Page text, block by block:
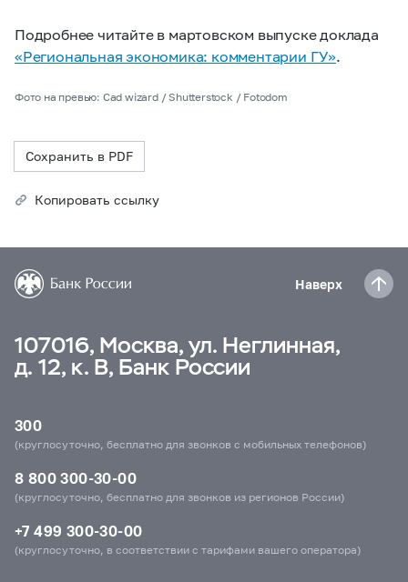
Подробнее читайте в мартовском выпуске доклада
«Региональная экономика: комментарии ГУ».
Фото на превью: Сad wizard / Shutterstock / Fotodom
Сохранить в PDF
Копировать ссылку
Наверх
107016, Москва, ул. Неглинная,
д. 12, к. В, Банк России
300
(круглосуточно, бесплатно для звонков с мобильных телефонов)
8 800 300-30-00
(круглосуточно, бесплатно для звонков из регионов России)
+7 499 300-30-00
(круглосуточно, в соответствии с тарифами вашего оператора)